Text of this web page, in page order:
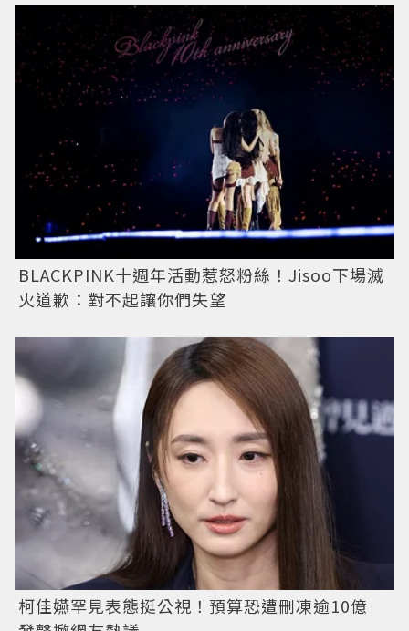
BLACKPINK十週年活動惹怒粉絲！Jisoo下場滅
火道歉：對不起讓你們失望
柯佳嬿罕見表態挺公視！預算恐遭刪凍逾10億